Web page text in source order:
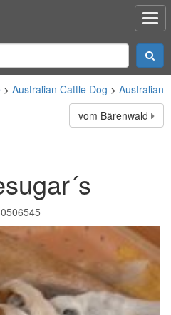
Australian Cattle Dog
Australian
vom Bärenwald